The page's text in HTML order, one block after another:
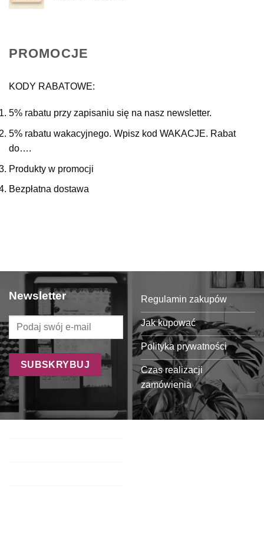
PROMOCJE
KODY RABATOWE:
5% rabatu przy zapisaniu się na nasz newsletter.
5% rabatu wakacyjnego. Wpisz kod WAKACJE. Rabat
do….
Produkty w promocji
Bezpłatna dostawa
Newsletter Regulamin zakupów
Jak kupować
Polityka prywatności
Czas realizacji
zamówienia